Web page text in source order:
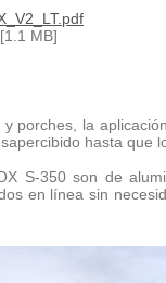
MB]
porches, la
hasta que
S-350 son de
en línea sin